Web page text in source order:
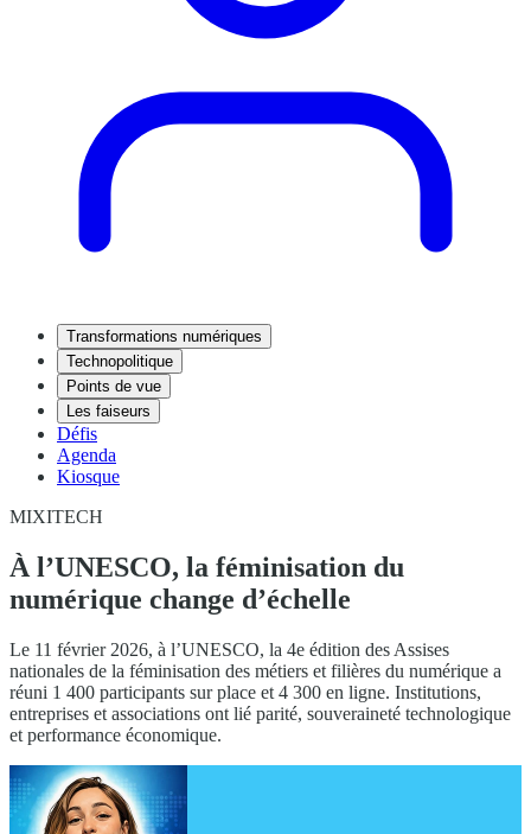
Transformations numériques
Technopolitique
Points de vue
Les faiseurs
Défis
Agenda
Kiosque
MIXITECH
À l’UNESCO, la féminisation du
numérique change d’échelle
Le 11 février 2026, à l’UNESCO, la 4e édition des Assises
nationales de la féminisation des métiers et filières du numérique a
réuni 1 400 participants sur place et 4 300 en ligne. Institutions,
entreprises et associations ont lié parité, souveraineté technologique
et performance économique.